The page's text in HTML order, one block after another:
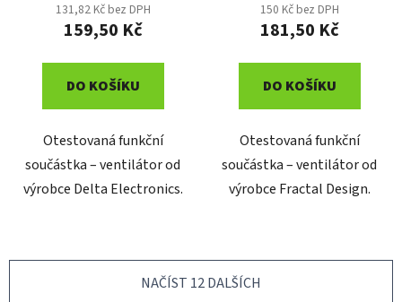
131,82 Kč bez DPH
159,50 Kč
DO KOŠÍKU
Otestovaná funkční
součástka – ventilátor od
výrobce Delta Electronics.
150 Kč bez DPH
181,50 Kč
DO KOŠÍKU
Otestovaná funkční
součástka – ventilátor od
výrobce Fractal Design.
NAČÍST 12 DALŠÍCH